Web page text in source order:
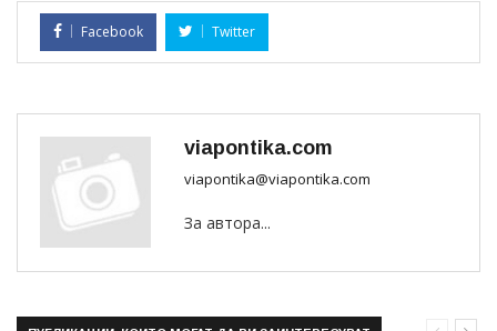
Facebook Twitter
viapontika.com
viapontika@viapontika.com
За автора...